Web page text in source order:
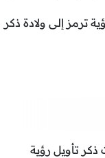
ترمز إلى ولادة ذكر
ذكر تأويل رؤية